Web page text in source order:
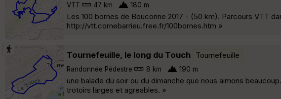
VTT 47 km 180 m
Les 100 bornes de Bouconne 2017 - (50 km). Parcours VTT
http://vtt.cornebarrieu.free.fr/100bornes.htm »
Tournefeuille, le long du Touch Tournefeuille
Randonnée Pédestre 8 km 190 m
une balade du soir ou du dimanche que nous aimons
trotoirs larges et agreables. »